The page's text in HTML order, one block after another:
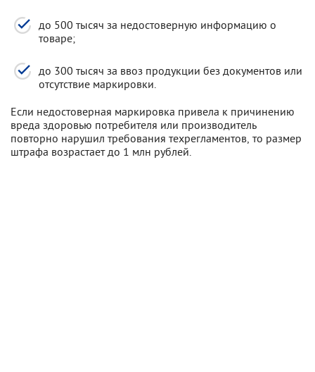
до 500 тысяч за недостоверную информацию о
товаре;
до 300 тысяч за ввоз продукции без документов или
отсутствие маркировки.
Если недостоверная маркировка привела к причинению
вреда здоровью потребителя или производитель
повторно нарушил требования техрегламентов, то размер
штрафа возрастает до 1 млн рублей.